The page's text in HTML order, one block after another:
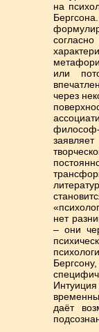
на
или
через
нет
– они
даёт